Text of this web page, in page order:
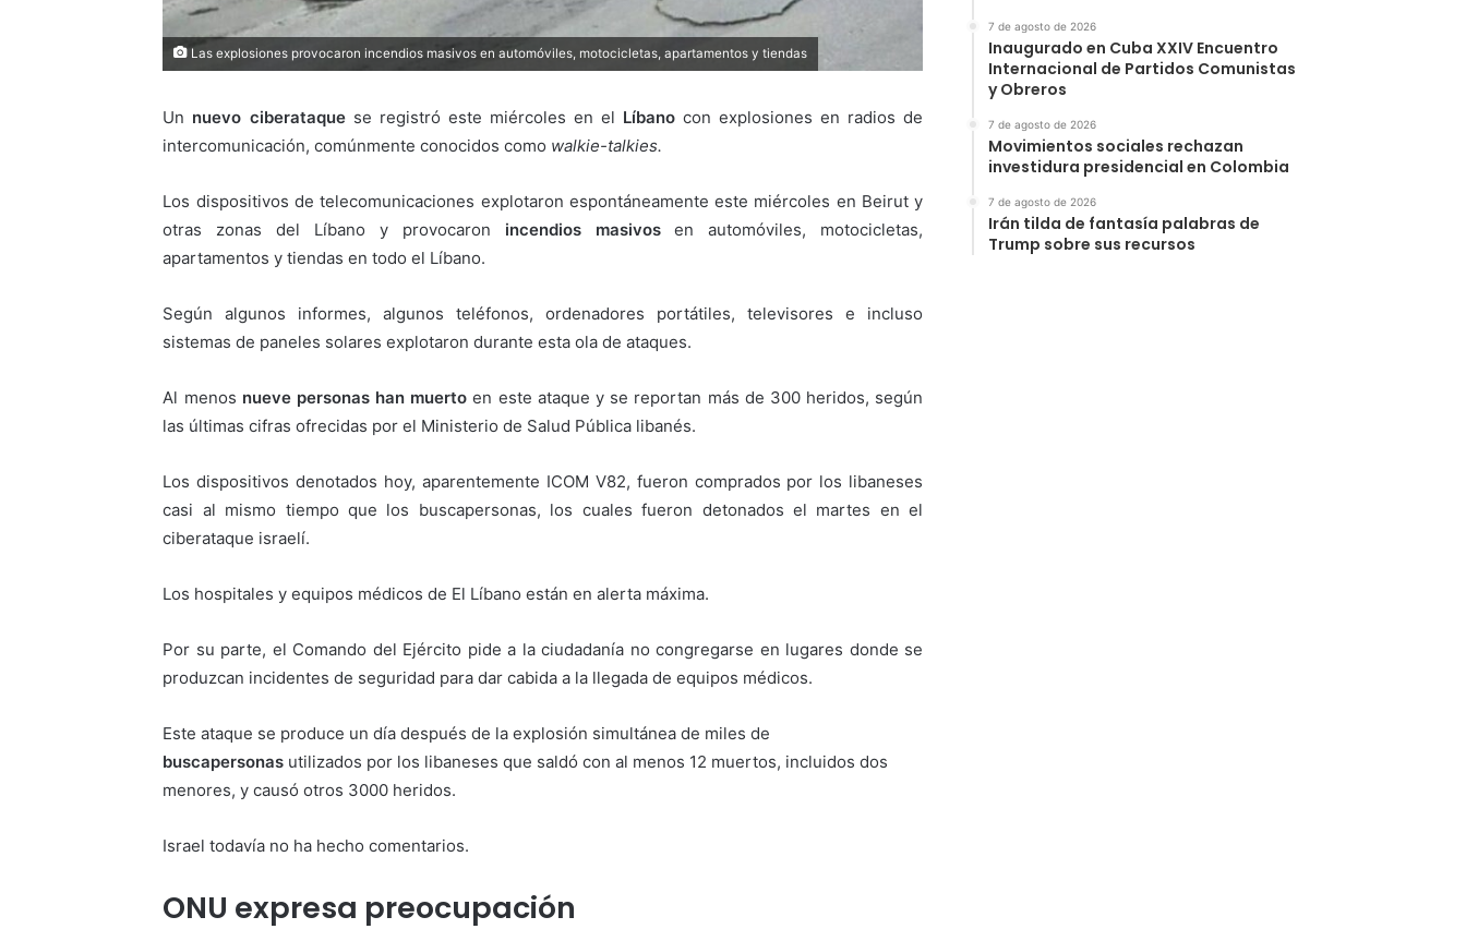
Las explosiones provocaron incendios masivos en automóviles, motocicletas, apartamentos y tiendas
Un nuevo ciberataquese registró este miércoles en el Líbanocon explosiones en radios de
intercomunicación, comúnmente conocidos como walkie-talkies.
Los dispositivos de telecomunicaciones explotaron espontáneamente este miércoles en Beirut y
otras zonas del Líbano y provocaron incendios masivosen automóviles, motocicletas,
apartamentos y tiendas en todo el Líbano.
Según algunos informes, algunos teléfonos, ordenadores portátiles, televisores e incluso
sistemas de paneles solares explotaron durante esta ola de ataques.
Al menos nueve personas han muerto en este ataque y se reportan más de 300 heridos, según
las últimas cifras ofrecidas por el Ministerio de Salud Pública libanés.
Los dispositivos denotados hoy, aparentemente ICOM V82, fueron comprados por los libaneses
casi al mismo tiempo que los buscapersonas, los cuales fueron detonados el martes en el
ciberataque israelí.
Los hospitales y equipos médicos de El Líbano están en alerta máxima.
Por su parte, el Comando del Ejército pide a la ciudadanía no congregarse en lugares donde se
produzcan incidentes de seguridad para dar cabida a la llegada de equipos médicos.
Este ataque se produce un día después de la explosión simultánea de miles de
buscapersonas utilizados por los libaneses que saldó con al menos 12 muertos, incluidos dos
menores, y causó otros 3000 heridos.
Israel todavía no ha hecho comentarios.
ONU expresa preocupación
7 de agosto de 2026
Inaugurado en Cuba XXIV Encuentro
Internacional de Partidos Comunistas
y Obreros
7 de agosto de 2026
Movimientos sociales rechazan
investidura presidencial en Colombia
7 de agosto de 2026
Irán tilda de fantasía palabras de
Trump sobre sus recursos